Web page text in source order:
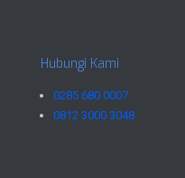
Hubungi Kami
0285 680 0007
0812 3000 3048